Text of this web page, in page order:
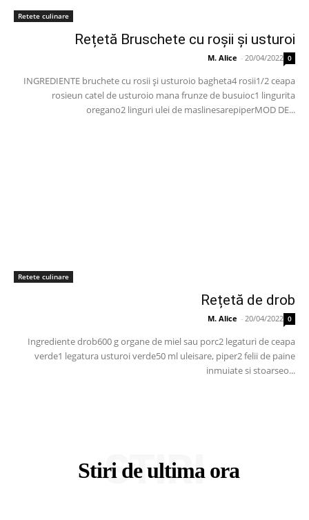
Retete culinare
Rețetă Bruschete cu roșii și usturoi
M. Alice - 20/04/2022 0
INGREDIENTE bruchete cu rosii și usturoio bagheta4 rosii1/2 ceapa
rosieun catel de usturoio mana frunze de busuioc1 lingurita
oregano2 linguri ulei de maslinesarepiperMOD DE...
Retete culinare
Rețetă de drob
M. Alice - 20/04/2022 0
Ingrediente drob600 g organe de miel sau porc2 legaturi de ceapa
verde1 legatura usturoi verde50 ml uleisare, piper2 felii de paine
inmuiate si stoarseo...
Stiri de ultima ora
STIRI